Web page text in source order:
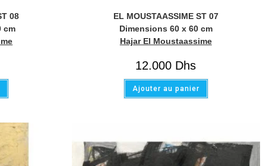
08
cm
EL MOUSTAASSIME ST 07
Dimensions 60 x 60 cm
Hajar El Moustaassime
12.000 Dhs
Ajouter au panier